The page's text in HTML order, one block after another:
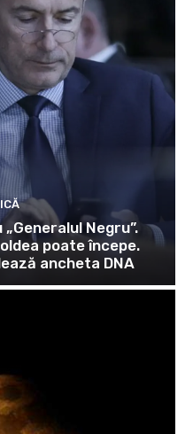
Negru”.
poate începe.
ancheta DNA